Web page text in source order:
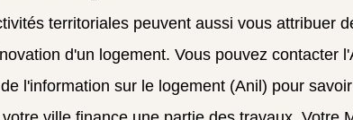
territoriales peuvent aussi vous attribuer
d'un logement. Vous pouvez contacter
l'information sur le logement (Anil) pour